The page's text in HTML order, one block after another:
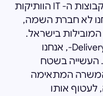
חוץ, עם הכוח של אחת מקבוצות ה- IT הוותיקות
לא חברת השמה,
אלא אחת מקבוצות ה- IT המובילות בישראל.
ברשותנו יחידות מוצרים וDelivery-, אנחנו
העשייה בשטח
המתאימה
לעטוף אותו